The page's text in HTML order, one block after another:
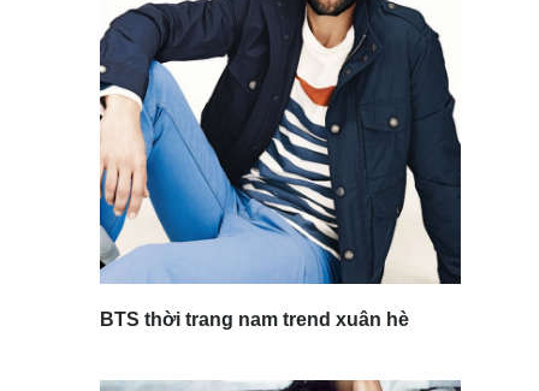
BTS thời trang nam trend xuân hè